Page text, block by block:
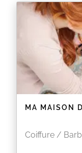
MA MAISON
Coiffure /